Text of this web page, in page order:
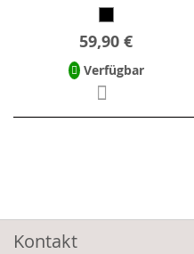
59,90 €
Verfügbar
Kontakt